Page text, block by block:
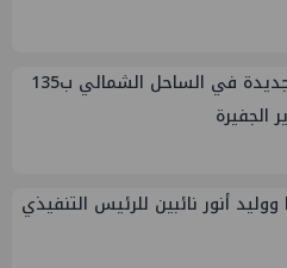
صفقة إماراتية جديدة في الساحل الشمالي ب135
الجفيرة
أنور نائبين للرئيس التنفيذي